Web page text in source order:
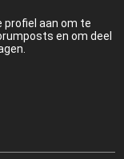
profiel aan om te
en om deel